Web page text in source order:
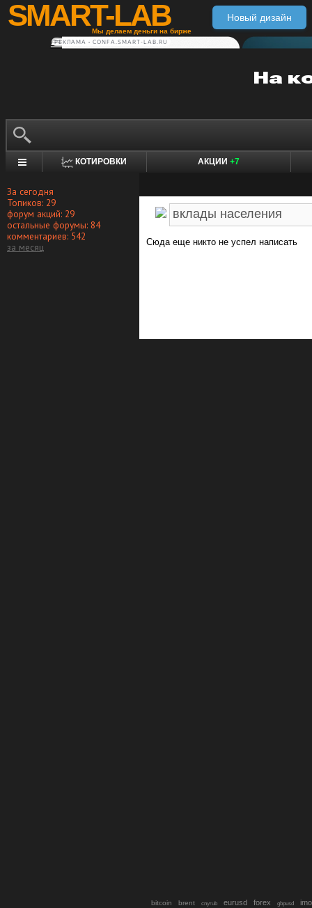
SMART-LAB
Мы делаем деньги на бирже
Новый дизайн
РЕКЛАМА • CONFA.SMART-LAB.RU
КОТИРОВКИ АКЦИИ +7
За сегодня
Топиков: 29
форум акций: 29
остальные форумы: 84
комментариев: 542
за месяц
Сюда еще никто не успел написать
bitcoin brent cnyrub eurusd forex gbpusd